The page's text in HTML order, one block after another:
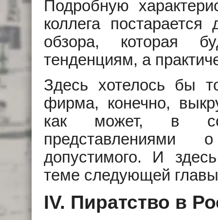
Подробную
коллега
обзора, которая
тенденциям, а
Здесь хотелось бы
фирма, конечно,
как может, в
допустимого. И
теме следующей
IV. Пиратство в